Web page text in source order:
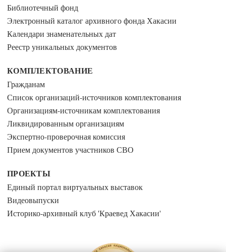
Библиотечный фонд
Электронный каталог архивного фонда Хакасии
Календари знаменательных дат
Реестр уникальных документов
КОМПЛЕКТОВАНИЕ
Гражданам
Список организаций-источников комплектования
Организациям-источникам комплектования
Ликвидированным организациям
Экспертно-проверочная комиссия
Прием документов участников СВО
ПРОЕКТЫ
Единый портал виртуальных выставок
Видеовыпуски
Историко-архивный клуб 'Краевед Хакасии'